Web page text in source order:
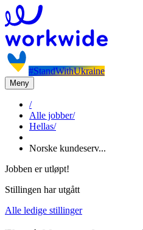
#StandWithUkraine
Meny
/
Alle jobber/
Hellas/
Norske kundeserv...
Jobben er utløpt!
Stillingen har utgått
Alle ledige stillinger